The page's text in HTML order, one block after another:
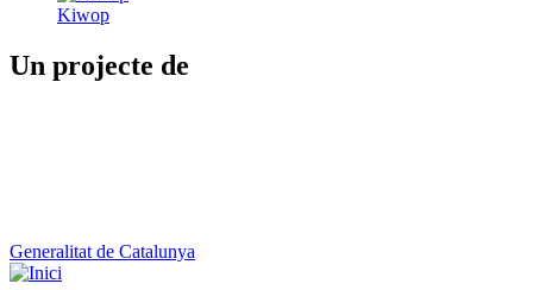
Kiwop
Un projecte de
Generalitat de Catalunya